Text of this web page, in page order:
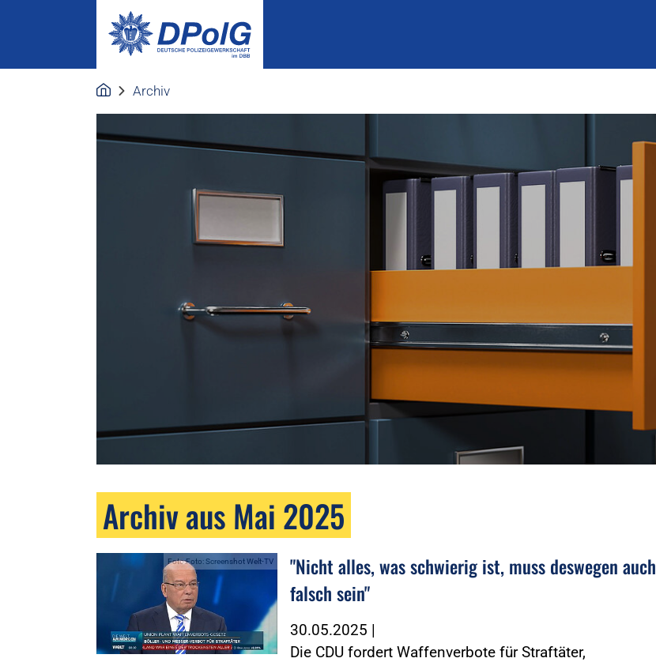
Archiv
Archiv aus Mai 2025
Foto:Foto: Screenshot Welt-TV
"Nicht alles, was schwierig ist, muss deswegen auch
falsch sein"
30.05.2025 |
Die CDU fordert Waffenverbote für Straftäter,